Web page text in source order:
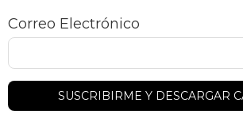
Correo Electrónico